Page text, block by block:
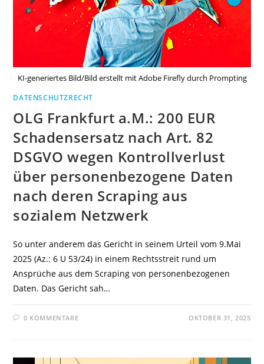
KI-generiertes Bild/Bild erstellt mit Adobe Firefly durch Prompting
DATENSCHUTZRECHT
OLG Frankfurt a.M.: 200 EUR
Schadensersatz nach Art. 82
DSGVO wegen Kontrollverlust
über personenbezogene Daten
nach deren Scraping aus
sozialem Netzwerk
So unter anderem das Gericht in seinem Urteil vom 9.Mai
2025 (Az.: 6 U 53/24) in einem Rechtsstreit rund um
Ansprüche aus dem Scraping von personenbezogenen
Daten. Das Gericht sah…
0 KOMMENTARE OKTOBER 31, 2025